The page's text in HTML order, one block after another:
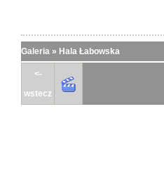
Galeria » Hala Łabowska
<-
wstecz